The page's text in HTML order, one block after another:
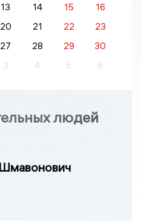
13 14 15
16
20 21 22
23
27 28 29
30
3 4 5 6
людей
Шмавонович